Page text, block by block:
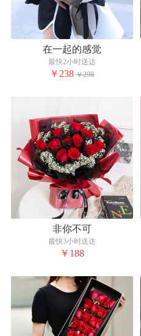
在一起的感觉
最快2小时送达
￥238 ￥298
非你不可
最快3小时送达
￥188